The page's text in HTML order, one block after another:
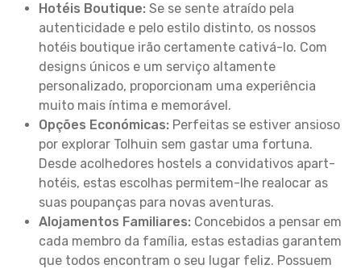
Hotéis Boutique: Se se sente atraído pela
autenticidade e pelo estilo distinto, os nossos
hotéis boutique irão certamente cativá-lo. Com
designs únicos e um serviço altamente
personalizado, proporcionam uma experiência
muito mais íntima e memorável.
Opções Económicas: Perfeitas se estiver ansioso
por explorar Tolhuin sem gastar uma fortuna.
Desde acolhedores hostels a convidativos apart-
hotéis, estas escolhas permitem-lhe realocar as
suas poupanças para novas aventuras.
Alojamentos Familiares: Concebidos a pensar em
cada membro da família, estas estadias garantem
que todos encontram o seu lugar feliz. Possuem